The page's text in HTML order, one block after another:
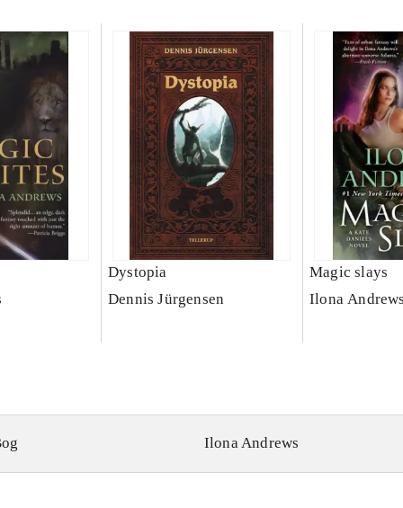
Dystopia
Dennis Jürgensen
Magic slays
Ilona Andrews
Ilona Andrews